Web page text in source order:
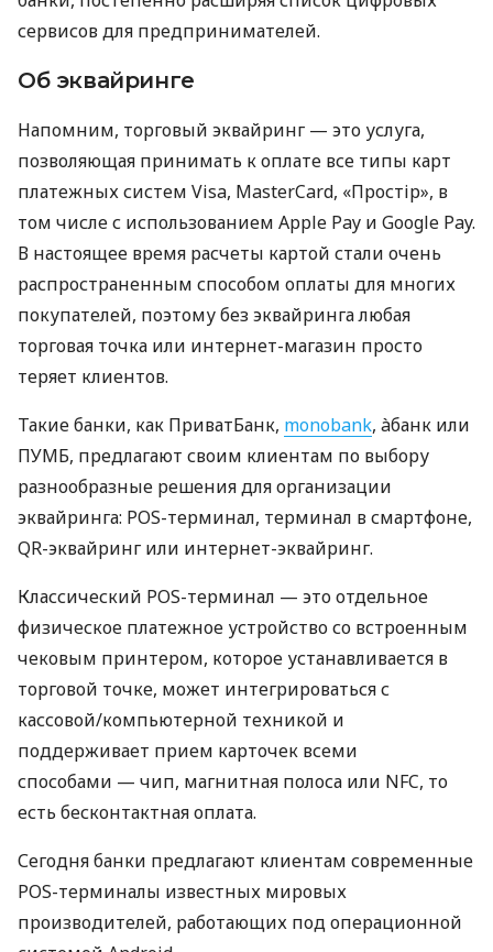
сервисов для предпринимателей.
Об эквайринге
Напомним, торговый эквайринг — это услуга,
позволяющая принимать к оплате все типы карт
платежных систем Visa, MasterCard, «Простір», в
том числе с использованием Apple Pay и Google Pay.
В настоящее время расчеты картой стали очень
распространенным способом оплаты для многих
покупателей, поэтому без эквайринга любая
торговая точка или интернет-магазин просто
теряет клиентов.
Такие банки, как ПриватБанк, monobank, àбанк или
ПУМБ, предлагают своим клиентам по выбору
разнообразные решения для организации
эквайринга: POS-терминал, терминал в смартфоне,
QR-эквайринг или интернет-эквайринг.
Классический POS-терминал — это отдельное
физическое платежное устройство со встроенным
чековым принтером, которое устанавливается в
торговой точке, может интегрироваться с
кассовой/компьютерной техникой и
поддерживает прием карточек всеми
способами — чип, магнитная полоса или NFC, то
есть бесконтактная оплата.
Сегодня банки предлагают клиентам современные
POS-терминалы известных мировых
производителей, работающих под операционной